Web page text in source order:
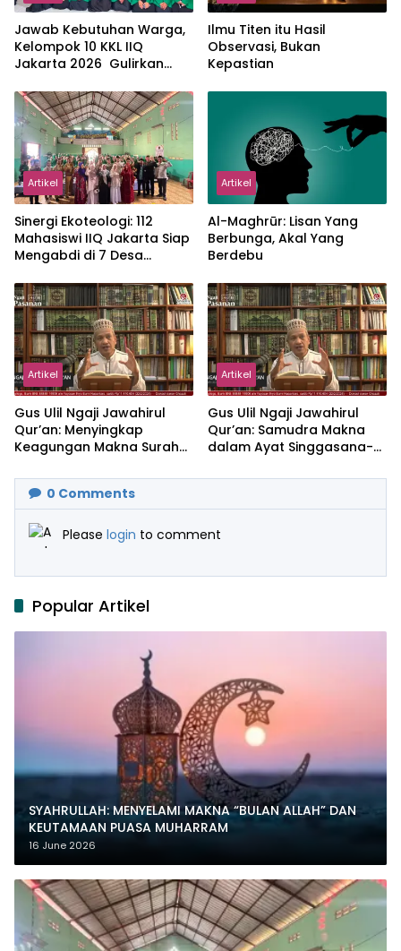
Jawab Kebutuhan Warga,
Kelompok 10 KKL IIQ
Jakarta 2026 Gulirkan
Sukamanah
Ilmu Titen itu Hasil
Observasi, Bukan
Kepastian
Artikel
‎Sinergi Ekoteologi: 112
Mahasiswi IIQ Jakarta Siap
Mengabdi di 7 Desa
Artikel
Al-Maghrūr: Lisan Yang
Berbunga, Akal Yang
Berdebu
Artikel
Gus Ulil Ngaji Jawahirul
Qur’an: Menyingkap
Keagungan Makna Surah
Artikel
Gus Ulil Ngaji Jawahirul
Qur’an: Samudra Makna
dalam Ayat Singgasana-
0 Comments
Please login to comment
Popular Artikel
SYAHRULLAH: MENYELAMI MAKNA “BULAN ALLAH” DAN
KEUTAMAAN PUASA MUHARRAM
16 June 2026